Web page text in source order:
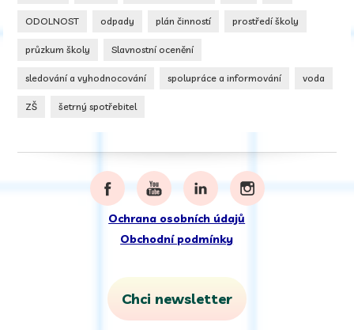
ODOLNOST odpady plán činností prostředí školy
průzkum školy Slavnostní ocenění
sledování a vyhodnocování spolupráce a informování voda
ZŠ šetrný spotřebitel
Ochrana osobních údajů
Obchodní podmínky
Chci newsletter